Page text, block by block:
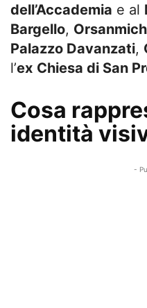
dell’Accademia e al
Bargello,
Palazzo Davanzati,
l’ex Chiesa di San
Cosa
identità
-